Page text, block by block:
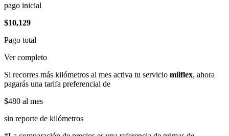
pago inicial
$10,129
Pago total
Ver completo
Si recorres más kilómetros al mes activa tu servicio miiflex, ahora
pagarás una tarifa preferencial de
$480 al mes
sin reporte de kilómetros